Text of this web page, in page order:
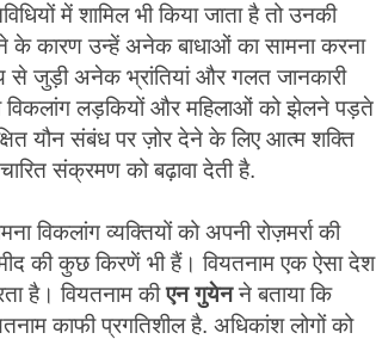
में शामिल भी किया जाता है तो उनकी
के कारण उन्हें अनेक बाधाओं का सामना करना
से जुड़ी अनेक भ्रांतियां और गलत जानकारी
विकलांग लड़कियों और महिलाओं को झेलने पड़ते
यौन संबंध पर ज़ोर देने के लिए आत्म शक्ति
संक्रमण को बढ़ावा देती है.
विकलांग व्यक्तियों को अपनी रोज़मर्रा की
की कुछ किरणें भी हैं। वियतनाम एक ऐसा देश
है। वियतनाम कीएन गुयेनने बताया कि
काफी प्रगतिशील है. अधिकांश लोगों को